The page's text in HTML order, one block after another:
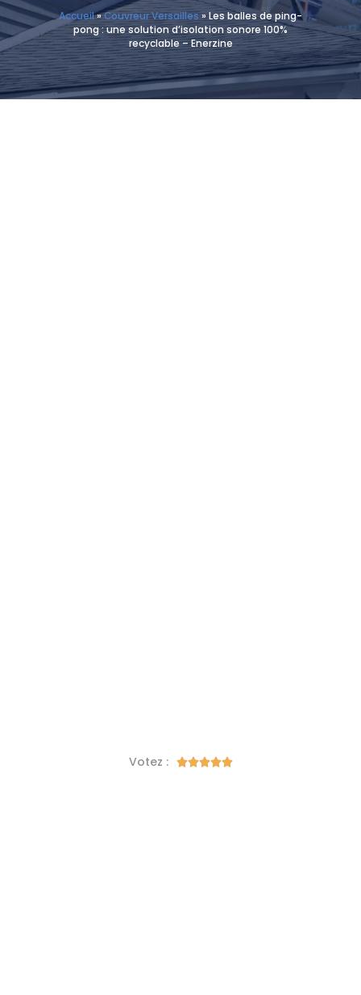
Accueil»Couvreur Versailles »Les balles de ping-
pong : une solution d’isolation sonore 100%
recyclable – Enerzine
Votez : 